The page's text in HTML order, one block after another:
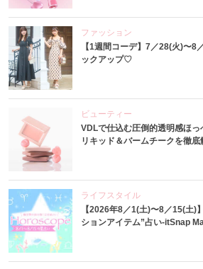
ファッション
【1週間コーデ】7／28(火)〜8
ックアップ♡
ビューティー
VDLで仕込む圧倒的透明感ほ
リキッド＆バームチークを徹底
ライフスタイル
【2026年8／1(土)〜8／15(土)
ションアイテム”占い-itSnap